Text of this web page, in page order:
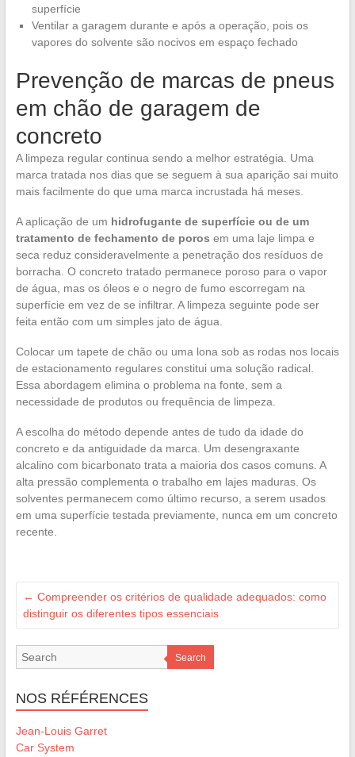
superfície
Ventilar a garagem durante e após a operação, pois os
vapores do solvente são nocivos em espaço fechado
Prevenção de marcas de pneus
em chão de garagem de
concreto
A limpeza regular continua sendo a melhor estratégia. Uma
marca tratada nos dias que se seguem à sua aparição sai muito
mais facilmente do que uma marca incrustada há meses.
A aplicação de um hidrofugante de superfície ou de um
tratamento de fechamento de poros em uma laje limpa e
seca reduz consideravelmente a penetração dos resíduos de
borracha. O concreto tratado permanece poroso para o vapor
de água, mas os óleos e o negro de fumo escorregam na
superfície em vez de se infiltrar. A limpeza seguinte pode ser
feita então com um simples jato de água.
Colocar um tapete de chão ou uma lona sob as rodas nos locais
de estacionamento regulares constitui uma solução radical.
Essa abordagem elimina o problema na fonte, sem a
necessidade de produtos ou frequência de limpeza.
A escolha do método depende antes de tudo da idade do
concreto e da antiguidade da marca. Um desengraxante
alcalino com bicarbonato trata a maioria dos casos comuns. A
alta pressão complementa o trabalho em lajes maduras. Os
solventes permanecem como último recurso, a serem usados
em uma superfície testada previamente, nunca em um concreto
recente.
← Compreender os critérios de qualidade adequados: como
distinguir os diferentes tipos essenciais
Search
NOS RÉFÉRENCES
Jean-Louis Garret
Car System